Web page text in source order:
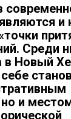
и
Среди
Новый
и